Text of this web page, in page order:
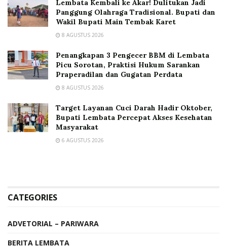
Lembata Kembali ke Akar! Dulitukan Jadi
Panggung Olahraga Tradisional. Bupati dan
Wakil Bupati Main Tembak Karet
8 AGUSTUS 2026
Penangkapan 3 Pengecer BBM di Lembata
Picu Sorotan, Praktisi Hukum Sarankan
Praperadilan dan Gugatan Perdata
8 AGUSTUS 2026
Target Layanan Cuci Darah Hadir Oktober,
Bupati Lembata Percepat Akses Kesehatan
Masyarakat
6 AGUSTUS 2026
CATEGORIES
ADVETORIAL – PARIWARA
BERITA LEMBATA